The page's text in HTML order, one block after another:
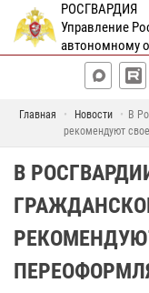
РОСГВАРДИЯ
Управление
автономному
Главная Новости
В
рекомендуют
В